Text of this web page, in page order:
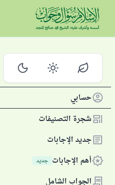
حسابي
شجرة التصنيفات
جديد الإجابات
أهم الإجابات جديد
الجواب الشامل